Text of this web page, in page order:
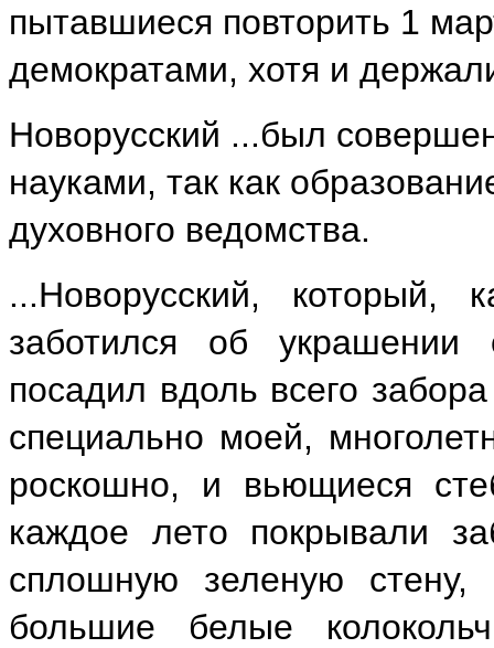
пытавшиеся повторить 1
демократами, хотя и
Новорусский ...был
науками, так как
духовного ведомства.
...Новорусский,
заботился об
посадил вдоль всего
специально моей,
роскошно, и вьющиеся
каждое лето покрывали
сплошную зеленую стену,
большие белые